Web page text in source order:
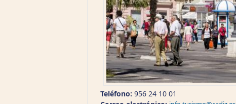
Teléfono: 956 24 10 01